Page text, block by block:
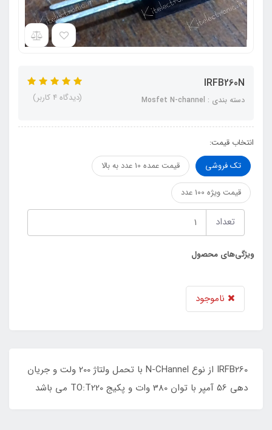
IRFB260N
دسته بندی : Mosfet N-channel (دیدگاه 4 کاربر)
انتخاب قیمت:
تک فروشی
قیمت عمده 10 عدد به بالا
قیمت ویژه 100 عدد
تعداد
ویژگی‌های محصول
ناموجود
IRFB260 از نوع N-CHannel با تحمل ولتاژ 200 ولت و جریان
دهی 56 آمپر با توان 380 وات و پکیج TO:T220 می باشد